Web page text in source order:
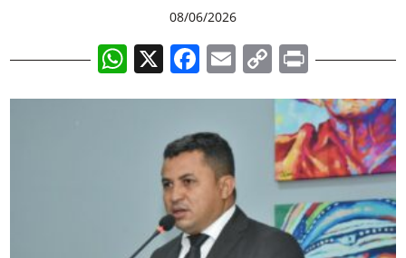
08/06/2026
WhatsApp
X Facebook
EmailCopyPrint